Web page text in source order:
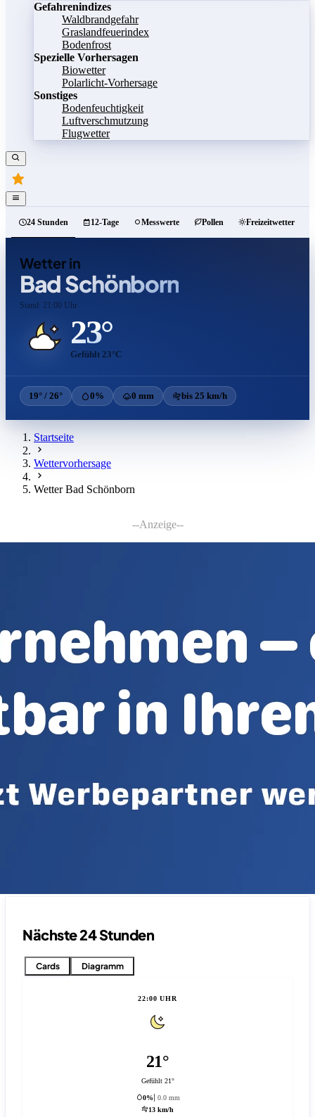
Gefahrenindizes
Waldbrandgefahr
Graslandfeuerindex
Bodenfrost
Spezielle Vorhersagen
Biowetter
Polarlicht-Vorhersage
Sonstiges
Bodenfeuchtigkeit
Luftverschmutzung
Flugwetter
24 Stunden 12-Tage Messwerte Pollen Freizeitwetter
Wetter in
Bad Schönborn
Stand: 21:00 Uhr
23°
Gefühlt 23°C
19° / 26° 0% 0 mm bis 25 km/h
Startseite
Wettervorhersage
Wetter Bad Schönborn
--Anzeige--
Nächste 24 Stunden
Cards Diagramm
22:00 UHR
21°
Gefühlt 21°
0%
0.0 mm
13 km/h